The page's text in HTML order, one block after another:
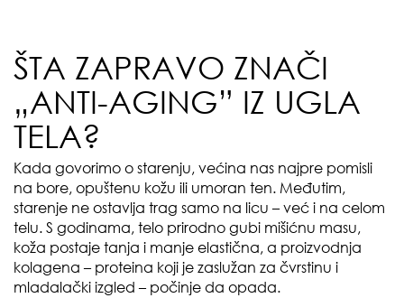
ŠTA ZAPRAVO ZNAČI
„ANTI-AGING” IZ UGLA
TELA?
Kada govorimo o starenju, većina nas najpre pomisli
na bore, opuštenu kožu ili umoran ten. Međutim,
starenje ne ostavlja trag samo na licu – već i na celom
telu. S godinama, telo prirodno gubi mišićnu masu,
koža postaje tanja i manje elastična, a proizvodnja
kolagena – proteina koji je zaslužan za čvrstinu i
mladalački izgled – počinje da opada.